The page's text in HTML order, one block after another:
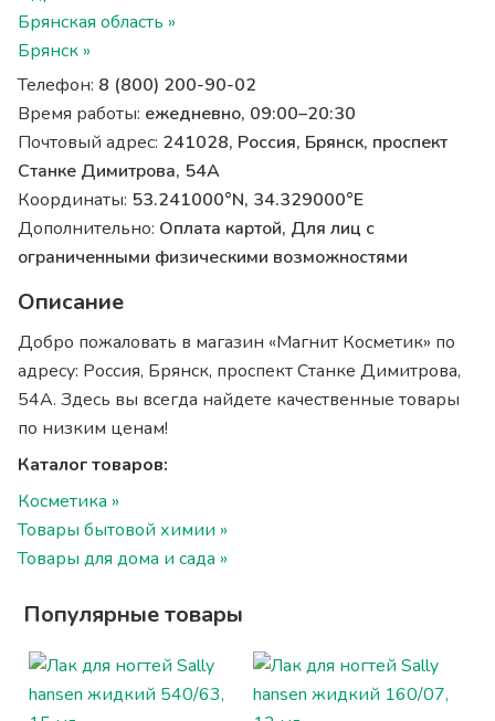
Брянская область »
Брянск »
Телефон: 8 (800) 200-90-02
Время работы: ежедневно, 09:00–20:30
Почтовый адрес: 241028, Россия, Брянск, проспект
Станке Димитрова, 54А
Координаты: 53.241000°N, 34.329000°E
Дополнительно: Оплата картой, Для лиц с
ограниченными физическими возможностями
Описание
Добро пожаловать в магазин «Магнит Косметик» по
адресу: Россия, Брянск, проспект Станке Димитрова,
54А. Здесь вы всегда найдете качественные товары
по низким ценам!
Каталог товаров:
Косметика »
Товары бытовой химии »
Товары для дома и сада »
Популярные товары